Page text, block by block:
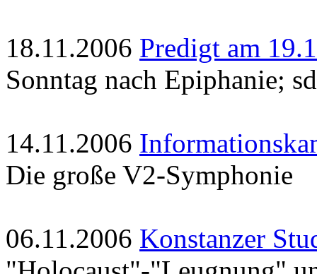
18.11.2006 Predigt am
Sonntag nach Epiphanie;
14.11.2006
Die große V2-Symphonie
06.11.2006 Konstanzer